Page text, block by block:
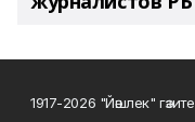
1917-2026 "Йәшлек" гәзите